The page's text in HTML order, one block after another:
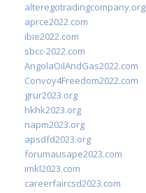
alteregotradingcompany.org
aprce2022.com
ibie2022.com
sbcc-2022.com
AngolaOilAndGas2022.com
Convoy4Freedom2022.com
grur2023.org
hkhk2023.org
napm2023.org
apsdfd2023.org
forumausape2023.com
imkl2023.com
careerfaircsd2023.com